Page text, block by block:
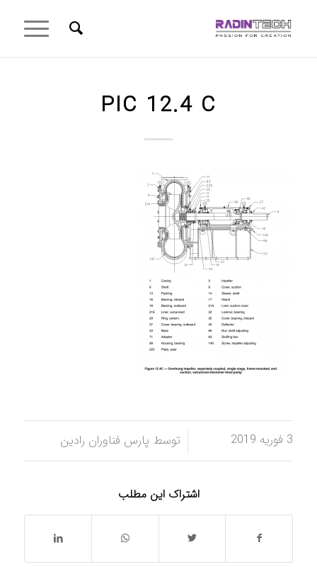
PIC 12.4 C
3 فوریه 2019 / توسط پارس فناوران رادین
اشتراک این مطلب